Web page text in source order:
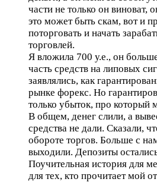
части не только он виноват,
это может быть скам, вот и
поторговать и начать
торговлей.
Я вложила 700 у.е., он
часть средств на липовых
заявлялись, как
рынке форекс. Но
только убыток, про который
В общем, денег слили, а
средства не дали. Сказали,
обороте торгов. Больше с
выходили. Депозиты
Поучительная история для
для тех, кто прочитает мой